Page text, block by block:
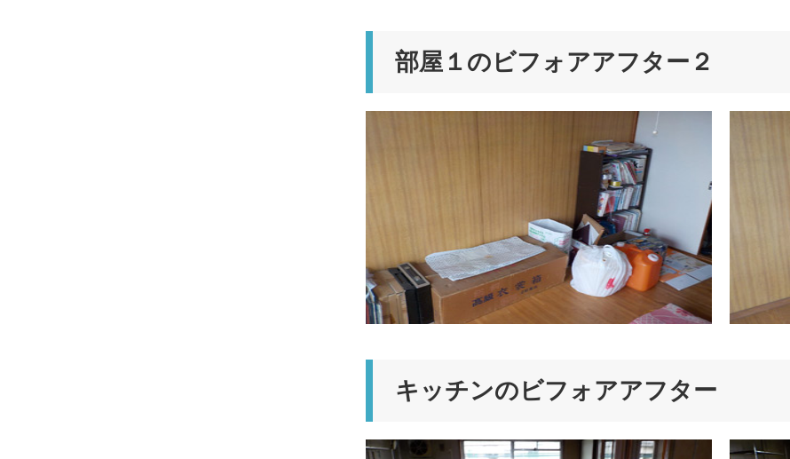
部屋１のビフォアアフター２
キッチンのビフォアアフター